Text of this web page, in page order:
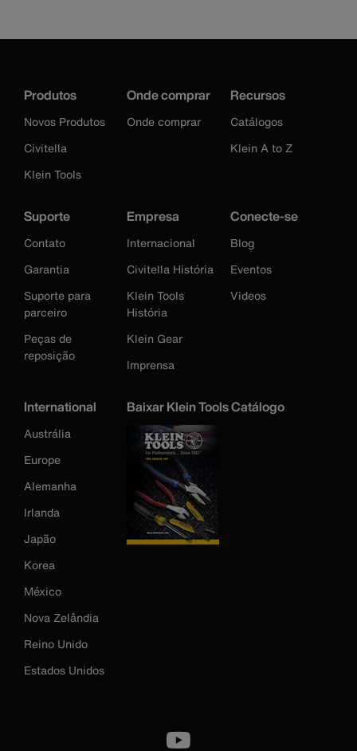
Produtos
Novos Produtos
Civitella
Klein Tools
Onde comprar
Onde comprar
Recursos
Catálogos
Klein A to Z
Suporte
Contato
Garantia
Suporte para
parceiro
Peças de
reposição
Empresa
Internacional
Civitella História
Klein Tools
História
Klein Gear
Imprensa
Conecte-se
Blog
Eventos
Videos
International
Austrália
Europe
Alemanha
Irlanda
Japão
Korea
México
Nova Zelândia
Reino Unido
Estados Unidos
Baixar Klein Tools Catálogo